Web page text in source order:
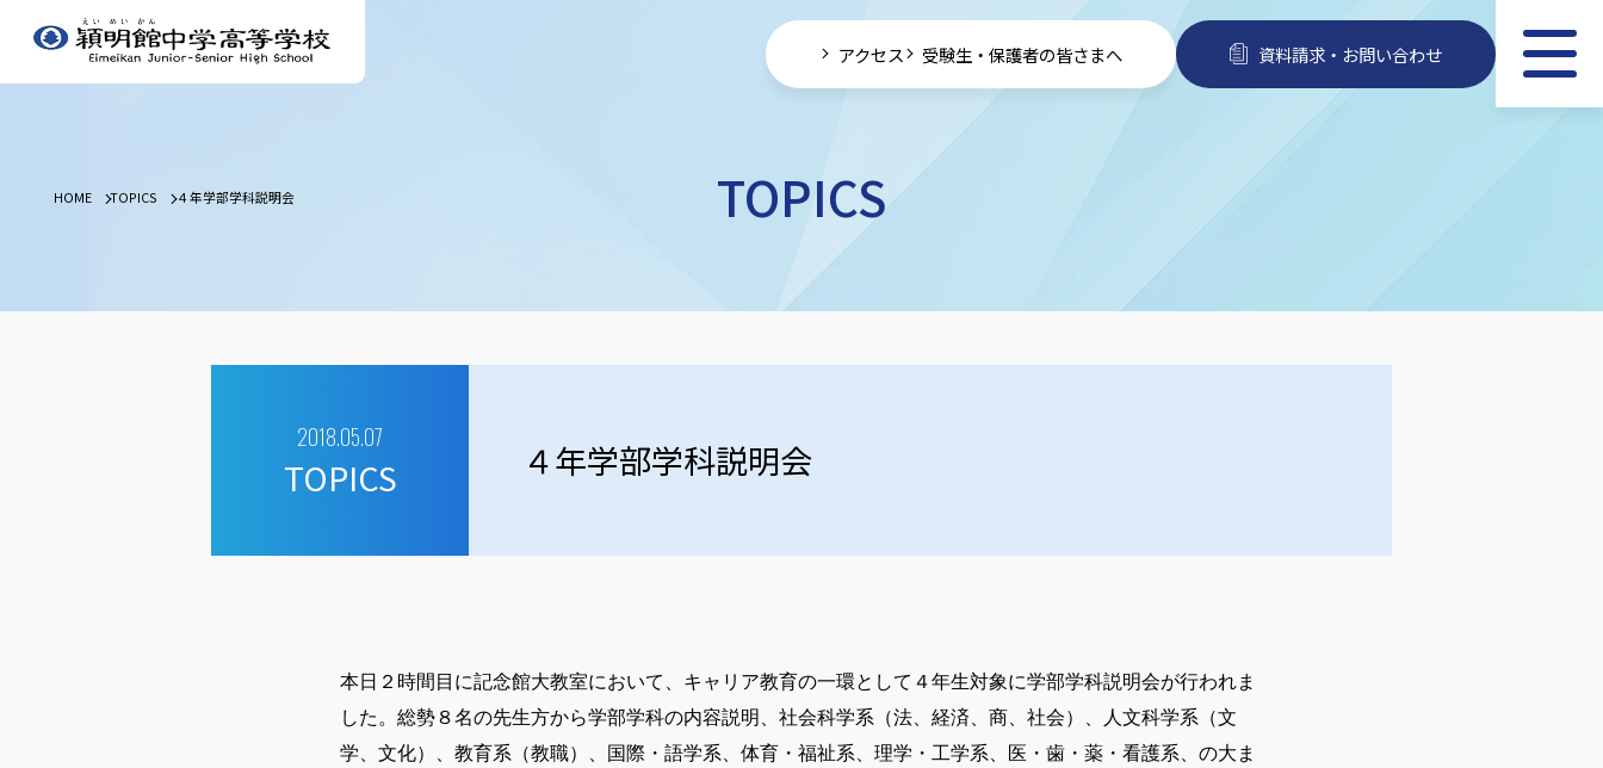
アクセス 受験生・保護者の皆さまへ 資料請求・お問い合わせ
HOME TOPICS ４年学部学科説明会 TOPICS
2018.05.07
TOPICS ４年学部学科説明会
本日２時間目に記念館大教室において、キャリア教育の一環として４年生対象に学部学科説明会が行われま
した。総勢８名の先生方から学部学科の内容説明、社会科学系（法、経済、商、社会）、人文科学系（文
学、文化）、教育系（教職）、国際・語学系、体育・福祉系、理学・工学系、医・歯・薬・看護系、の大ま